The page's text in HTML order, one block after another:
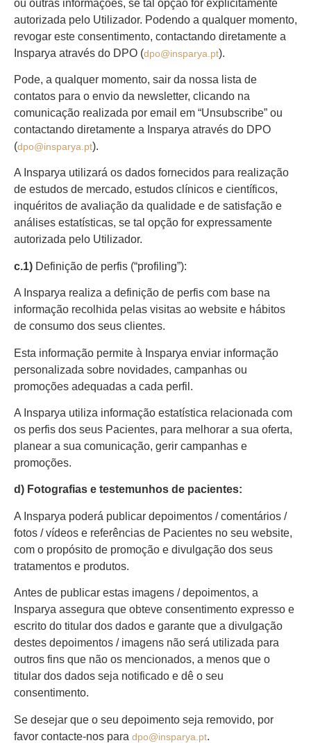
ou outras informações, se tal opção for explicitamente
autorizada pelo Utilizador. Podendo a qualquer momento,
revogar este consentimento, contactando diretamente a
Insparya através do DPO (dpo@insparya.pt).
Pode, a qualquer momento, sair da nossa lista de
contatos para o envio da newsletter, clicando na
comunicação realizada por email em “Unsubscribe” ou
contactando diretamente a Insparya através do DPO
(dpo@insparya.pt).
A Insparya utilizará os dados fornecidos para realização
de estudos de mercado, estudos clínicos e científicos,
inquéritos de avaliação da qualidade e de satisfação e
análises estatísticas, se tal opção for expressamente
autorizada pelo Utilizador.
c.1) Definição de perfis (“profiling”):
A Insparya realiza a definição de perfis com base na
informação recolhida pelas visitas ao website e hábitos
de consumo dos seus clientes.
Esta informação permite à Insparya enviar informação
personalizada sobre novidades, campanhas ou
promoções adequadas a cada perfil.
A Insparya utiliza informação estatística relacionada com
os perfis dos seus Pacientes, para melhorar a sua oferta,
planear a sua comunicação, gerir campanhas e
promoções.
d) Fotografias e testemunhos de pacientes:
A Insparya poderá publicar depoimentos / comentários /
fotos / vídeos e referências de Pacientes no seu website,
com o propósito de promoção e divulgação dos seus
tratamentos e produtos.
Antes de publicar estas imagens / depoimentos, a
Insparya assegura que obteve consentimento expresso e
escrito do titular dos dados e garante que a divulgação
destes depoimentos / imagens não será utilizada para
outros fins que não os mencionados, a menos que o
titular dos dados seja notificado e dê o seu
consentimento.
Se desejar que o seu depoimento seja removido, por
favor contacte-nos para dpo@insparya.pt.